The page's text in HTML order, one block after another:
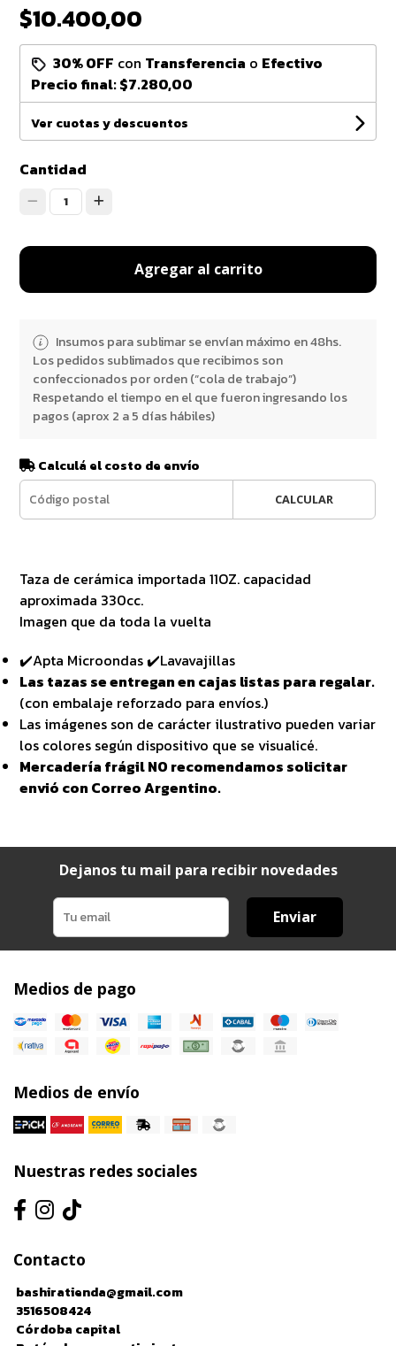
$10.400,00
30% OFF con Transferencia o Efectivo
Precio final:$7.280,00
Ver cuotas y descuentos
Cantidad
1
Agregar al carrito
Insumos para sublimar se envían máximo en 48hs.
Los pedidos sublimados que recibimos son
confeccionados por orden (“cola de trabajo”)
Respetando el tiempo en el que fueron ingresando los
pagos (aprox 2 a 5 días hábiles)
Calculá el costo de envío
CALCULAR
Taza de cerámica importada 11OZ. capacidad
aproximada 330cc.
Imagen que da toda la vuelta
✔️Apta Microondas ✔️Lavavajillas
Las tazas se entregan en cajas listas para regalar.
(con embalaje reforzado para envíos.)
Las imágenes son de carácter ilustrativo pueden variar
los colores según dispositivo que se visualicé.
Mercadería frágil NO recomendamos solicitar
envió con Correo Argentino.
Dejanos tu mail para recibir novedades
Enviar
Medios de pago
Medios de envío
Nuestras redes sociales
Contacto
bashiratienda@gmail.com
3516508424
Córdoba capital